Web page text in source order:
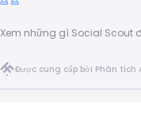
Xem những gì Social Scout
Được cung cấp bởi Phân tích